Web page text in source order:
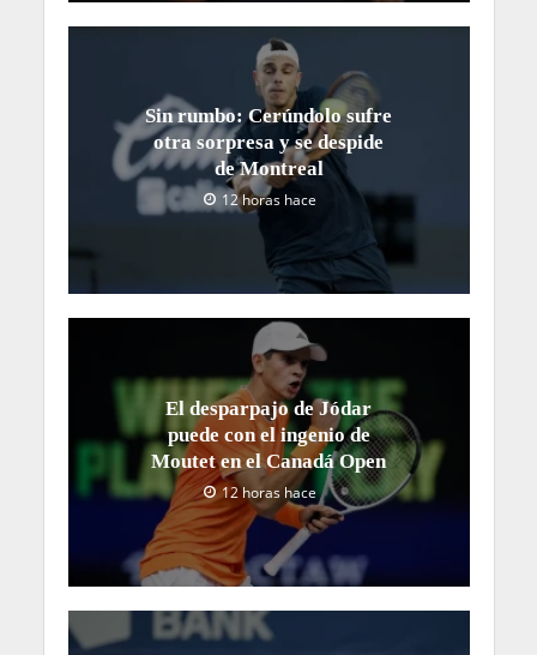
Sin rumbo: Cerúndolo sufre
otra sorpresa y se despide
de Montreal
12 horas hace
El desparpajo de Jódar
puede con el ingenio de
Moutet en el Canadá Open
12 horas hace